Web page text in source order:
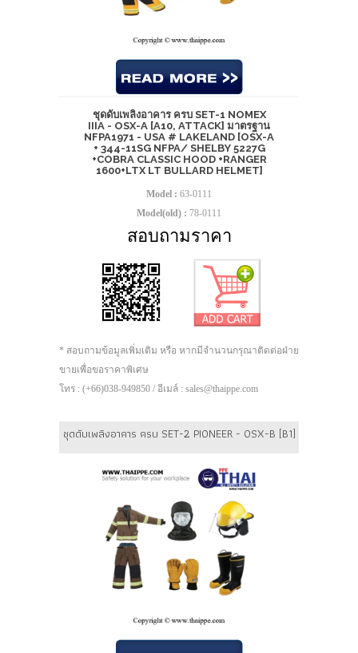
ชุดดับเพลิงอาคาร ครบ SET-1 NOMEX
IIIA - OSX-A [A10, ATTACK] มาตรฐาน
NFPA1971 - USA # LAKELAND [OSX-A
+ 344-11SG NFPA/ SHELBY 5227G
+COBRA CLASSIC HOOD +RANGER
1600+LTX LT BULLARD HELMET]
Model : 63-0111
Model(old) : 78-0111
สอบถามราคา
* สอบถามข้อมูลเพิ่มเติม หรือ หากมีจำนวนกรุณาติดต่อฝ่าย
ขายเพื่อขอราคาพิเศษ
โทร : (+66)038-949850 / อีเมล์ : sales@thaippe.com
ชุดดับเพลิงอาคาร ครบ SET-2 PIONEER - OSX-B [B1] มาตรฐาน